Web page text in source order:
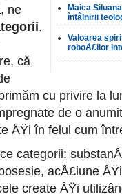
Maica
întâlnirii
Valoarea
roboÅ£ilor
ne
.
că
cu privire la
de o
ÅŸi în felul cum
categorii:
acÅ£iune
create ÅŸi